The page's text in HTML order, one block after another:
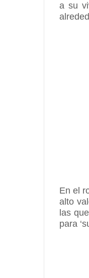
a su
En el
alto
las
para